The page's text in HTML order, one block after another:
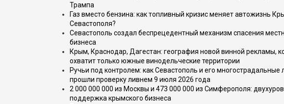
Трампа
Газ вместо бензина: как топливный кризис меняет автожизнь
Севастополя?
Севастополь создал беспрецедентный механизм спасения
бизнеса
Крым, Краснодар, Дагестан: география новой винной рекламы,
охватит только южные винодельческие территории
Ручьи под контролем: как Севастополь и его многострадальные
прошли проверку ливнем 9 июля 2026 года
2 000 000 000 из Москвы и 473 000 000 из Симферополя:
поддержка крымского бизнеса